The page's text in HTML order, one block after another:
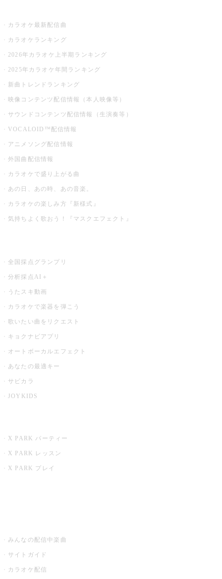
カラオケ最新配信曲
カラオケランキング
2026年カラオケ上半期ランキング
2025年カラオケ年間ランキング
新曲トレンドランキング
映像コンテンツ配信情報（本人映像等）
サウンドコンテンツ配信情報（生演奏等）
VOCALOID™配信情報
アニメソング配信情報
外国曲配信情報
カラオケで盛り上がる曲
あの日、あの時、あの音楽。
カラオケの楽しみ方『新様式』
気持ちよく歌おう！『マスクエフェクト』
全国採点グランプリ
分析採点AI＋
うたスキ動画
カラオケで楽器を弾こう
歌いたい曲をリクエスト
キョクナビアプリ
オートボーカルエフェクト
あなたの最適キー
サビカラ
JOYKIDS
X PARK パーティー
X PARK レッスン
X PARK プレイ
みんなの配信中楽曲
サイトガイド
カラオケ配信